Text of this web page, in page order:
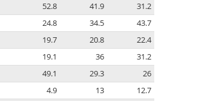
52.8 41.9
31.2
24.8 34.5
43.7
19.7 20.8
22.4
19.1 36
31.2
49.1 29.3
26
4.9 13
12.7